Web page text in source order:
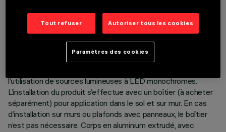
DONNÉES TECHNIQUES
DERNIÈRE MISE À JOUR: 05/08/2026
l’utilisation de sources lumineuses à LED monochromes.
L’installation du produit s’effectue avec un boîtier (à acheter
séparément) pour application dans le sol et sur mur. En cas
d’installation sur murs ou plafonds avec panneaux, le boîtier
n’est pas nécessaire. Corps en aluminium extrudé, avec
Tout refuser Autoriser tous les cookies
Paramètres des cookies